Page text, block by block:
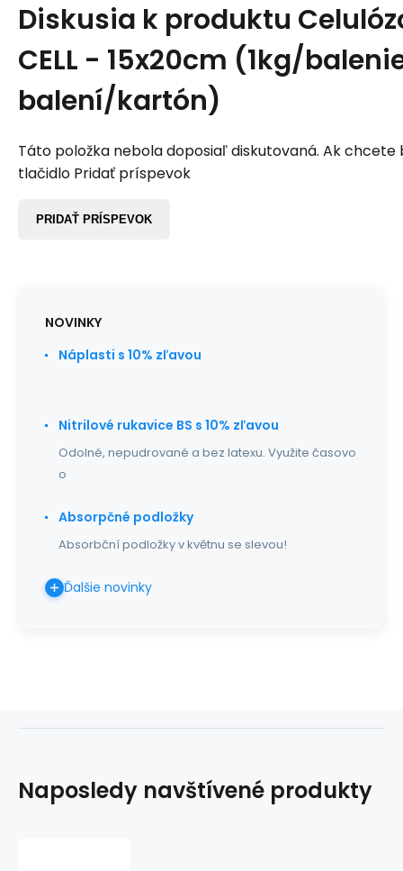
Diskusia k produktu
CELL - 15x20cm (1kg/
balení/kartón)
Táto položka nebola doposiaľ diskutovaná. Ak chcete
tlačidlo Pridať príspevok
PRIDAŤ PRÍSPEVOK
NOVINKY
Náplasti s 10% zľavou
Nitrilové rukavice BS s 10% zľavou
Odolné, nepudrované a bez latexu. Využite časovo
o
Absorpčné podložky
Absorbční podložky v květnu se slevou!
Ďalšie novinky
Naposledy navštívené produkty